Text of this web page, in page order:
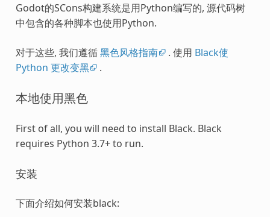
Godot的SCons构建系统是用Python编写的, 源代码树
中包含的各种脚本也使用Python.
对于这些, 我们遵循黑色风格指南 . 使用 Black使
Python 更改变黑 .
本地使用黑色
First of all, you will need to install Black. Black
requires Python 3.7+ to run.
安装
下面介绍如何安装black: